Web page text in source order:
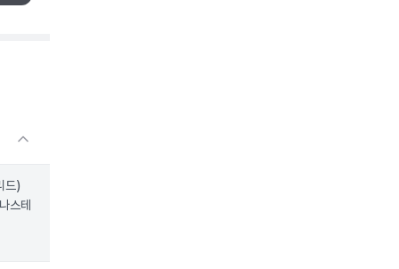
드)
스테